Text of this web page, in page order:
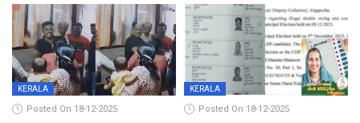
വാളയാറിൽ
KERALA
Posted On 18-12-2025
KERALA
Posted On 18-12-2025